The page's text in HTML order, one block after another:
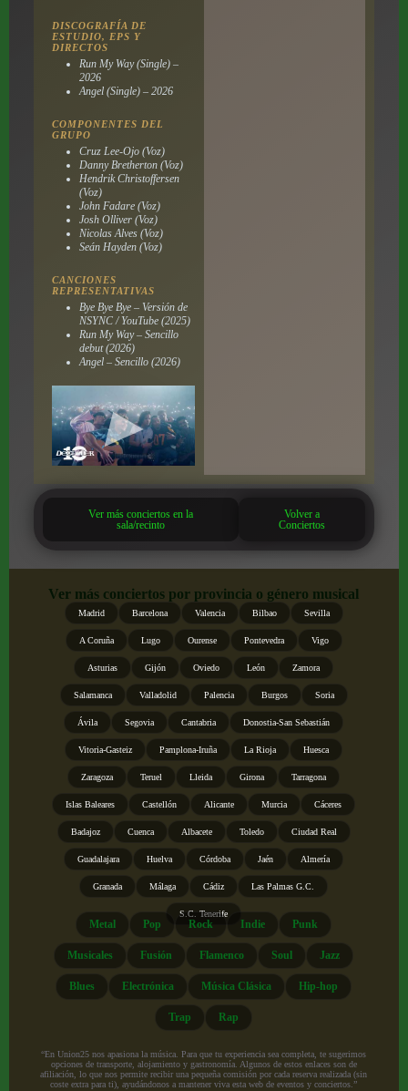
DISCOGRAFÍA DE
ESTUDIO, EPS Y
DIRECTOS
Run My Way (Single) –
2026
Angel (Single) – 2026
COMPONENTES DEL
GRUPO
Cruz Lee-Ojo (Voz)
Danny Bretherton (Voz)
Hendrik Christoffersen
(Voz)
John Fadare (Voz)
Josh Olliver (Voz)
Nicolas Alves (Voz)
Seán Hayden (Voz)
CANCIONES
REPRESENTATIVAS
Bye Bye Bye – Versión de
NSYNC / YouTube (2025)
Run My Way – Sencillo
debut (2026)
Angel – Sencillo (2026)
Ver más conciertos en la
sala/recinto
Volver a
Conciertos
Ver más conciertos por provincia o género musical
Madrid Barcelona Valencia Bilbao Sevilla
A Coruña Lugo Ourense Pontevedra Vigo
Asturias Gijón Oviedo León Zamora
Salamanca Valladolid Palencia Burgos Soria
Ávila Segovia Cantabria Donostia-San Sebastián
Vitoria-Gasteiz Pamplona-Iruña La Rioja Huesca
Zaragoza Teruel Lleida Girona Tarragona
Islas Baleares Castellón Alicante Murcia Cáceres
Badajoz Cuenca Albacete Toledo Ciudad Real
Guadalajara Huelva Córdoba Jaén Almería
Granada Málaga Cádiz Las Palmas G.C.
S.C. Tenerife
Metal Pop Rock Indie Punk
Musicales Fusión Flamenco Soul Jazz
Blues Electrónica Música Clásica Hip-hop
Trap Rap
“En Union25 nos apasiona la música. Para que tu experiencia sea completa, te sugerimos
opciones de transporte, alojamiento y gastronomía. Algunos de estos enlaces son de
afiliación, lo que nos permite recibir una pequeña comisión por cada reserva realizada (sin
coste extra para ti), ayudándonos a mantener viva esta web de eventos y conciertos.”